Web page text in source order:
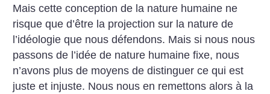
Mais cette conception de la nature humaine ne
risque que d’être la projection sur la nature de
l’idéologie que nous défendons. Mais si nous nous
passons de l’idée de nature humaine fixe, nous
n’avons plus de moyens de distinguer ce qui est
juste et injuste. Nous nous en remettons alors à la